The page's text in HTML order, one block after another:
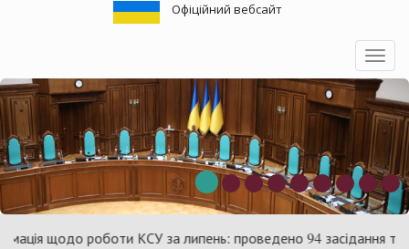
Офіційний вебсайт
Toggle
Конституційний
Суд
України
щодо роботи КСУ за липень: проведено 94 засідання та